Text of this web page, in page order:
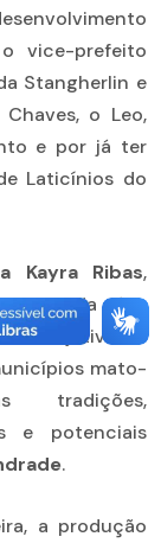
vice-prefeito
Stangherlin e
o Leo,
e por já ter
Laticínios do
Kayra Ribas,
da série
o objetivo do
mato-
tradições,
e potenciais
.
a produção